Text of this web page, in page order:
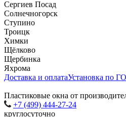
Сергиев Посад
Солнечногорск
Ступино
Троицк
Химки
Щёлково
Щербинка
Яхрома
Доставка и оплатаУстановка по
Пластиковые окна от
+7 (499) 444-27-24
круглосуточно